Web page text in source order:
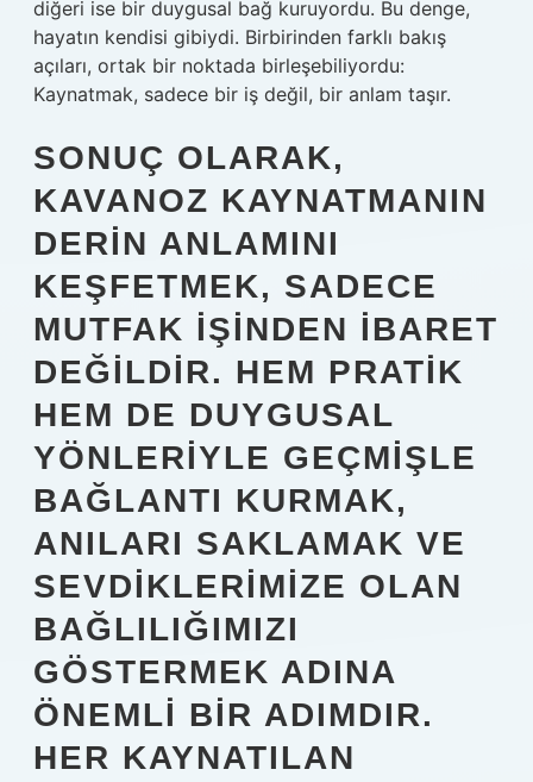
diğeri ise bir duygusal bağ kuruyordu. Bu denge,
hayatın kendisi gibiydi. Birbirinden farklı bakış
açıları, ortak bir noktada birleşebiliyordu:
Kaynatmak, sadece bir iş değil, bir anlam taşır.
SONUÇ OLARAK,
KAVANOZ KAYNATMANIN
DERIN ANLAMINI
KEŞFETMEK, SADECE
MUTFAK IŞINDEN IBARET
DEĞILDIR. HEM PRATIK
HEM DE DUYGUSAL
YÖNLERIYLE GEÇMIŞLE
BAĞLANTI KURMAK,
ANILARI SAKLAMAK VE
SEVDIKLERIMIZE OLAN
BAĞLILIĞIMIZI
GÖSTERMEK ADINA
ÖNEMLI BIR ADIMDIR.
HER KAYNATILAN